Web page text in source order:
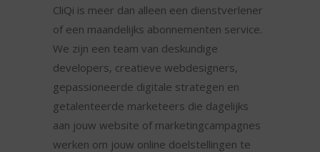
CliQi is meer dan alleen een dienstverlener
of een maandelijks abonnementen service.
We zijn een team van deskundige
developers, creatieve webdesigners,
gepassioneerde digitale strategen en
getalenteerde marketeers die dagelijks
aan jouw website of marketingcampagnes
werken om jouw online doelstellingen te